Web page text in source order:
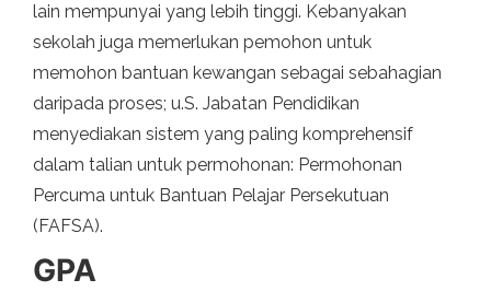
lain mempunyai yang lebih tinggi. Kebanyakan
sekolah juga memerlukan pemohon untuk
memohon bantuan kewangan sebagai sebahagian
daripada proses; u.S. Jabatan Pendidikan
menyediakan sistem yang paling komprehensif
dalam talian untuk permohonan: Permohonan
Percuma untuk Bantuan Pelajar Persekutuan
(FAFSA).
GPA